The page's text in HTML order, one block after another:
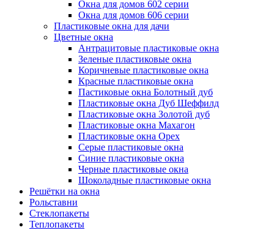
Окна для домов 602 серии
Окна для домов 606 серии
Пластиковые окна для дачи
Цветные окна
Антрацитовые пластиковые окна
Зеленые пластиковые окна
Коричневые пластиковые окна
Красные пластиковые окна
Пастиковые окна Болотный дуб
Пластиковые окна Дуб Шеффилд
Пластиковые окна Золотой дуб
Пластиковые окна Махагон
Пластиковые окна Орех
Серые пластиковые окна
Синие пластиковые окна
Черные пластиковые окна
Шоколадные пластиковые окна
Решётки на окна
Рольставни
Стеклопакеты
Теплопакеты